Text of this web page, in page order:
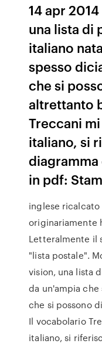
14 apr
una lista di
italiano
spesso
che si
altrettanto
Treccani
italiano, si
in pdf:
inglese
originariamente
Letteralmente il
"lista postale".
vision, una lista
da un'ampia
che si possono
Il vocabolario
italiano, si